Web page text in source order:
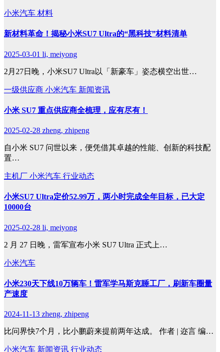
小米汽车 材料
新材料革命！揭秘小米SU7 Ultra的“黑科技”材料清单
2025-03-01 li, meiyong
2月27日晚，小米SU7 Ultra以「新豪车」姿态横空出世…
一级供应商 小米汽车 新闻资讯
小米 SU7 重点供应商全梳理，应有尽有！
2025-02-28 zheng, zhipeng
自小米 SU7 问世以来，便凭借其卓越的性能、创新的科技配
置…
主机厂 小米汽车 行业动态
小米SU7 Ultra定价52.99万，两小时完成全年目标，已大定
10000台
2025-02-28 li, meiyong
2 月 27 日晚，雷军宣布小米 SU7 Ultra 正式上…
小米汽车
小米230天下线10万辆车！雷军学马斯克睡工厂，刷新车圈量
产速度
2024-11-13 zheng, zhipeng
比问界快7个月，比小鹏蔚来提前两年达成。 作者 | 迩言 编…
小米汽车 新闻资讯 行业动态